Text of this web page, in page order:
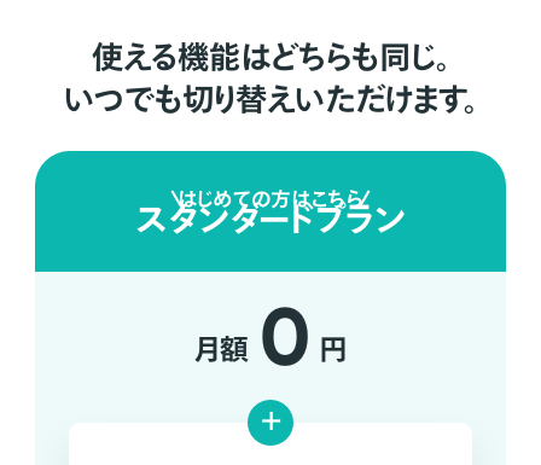
使える機能はどちらも同じ。
いつでも切り替えいただけます。
はじめての方はこちら
スタンダードプラン
月額 0 円
+